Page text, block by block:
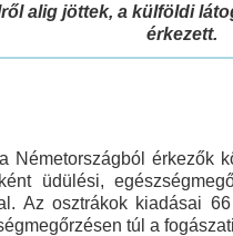
alig jöttek, a külföldi
érkezett.
Németországból érkezők
üdülési,
Az osztrákok kiadásai
túl a